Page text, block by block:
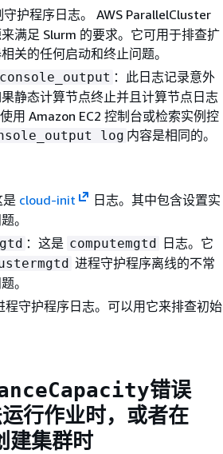
护程序日志。 AWS ParallelCluster
满足 Slurm 的要求。它可用于排查扩
关的任何启动和终止问题。
：此日志记录意外
静态计算节点终止并且计算节点日志
用 Amazon EC2 控制台或检索实例控
log 内容是相同的。
是 cloud-init
日志。其中包含设置实
。
：这是 computemgtd 日志。它
进程守护程序离线的不常
。
程守护程序日志。可以用它来排查初始
错误
行作业时，或者在
建集群时